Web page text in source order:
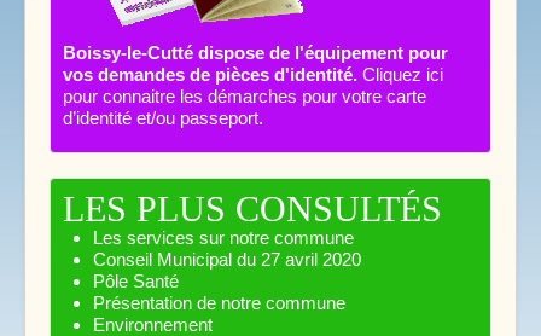
Boissy-le-Cutté dispose de l'équipement pour
vos demandes de pièces d'identité. Cliquez ici
pour connaitre les démarches pour votre carte
d’identité et/ou passeport.
LES PLUS CONSULTÉS
Les services sur notre commune
Conseil Municipal du 27 avril 2020
Pôle Santé
Présentation de notre commune
Environnement